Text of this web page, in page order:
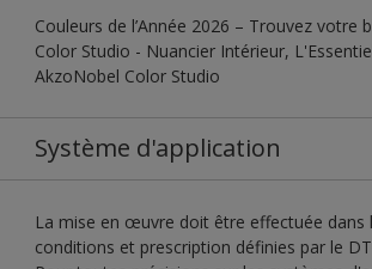
Couleurs de l’Année 2026 – Trouvez votre
Color Studio - Nuancier Intérieur,
AkzoNobel Color Studio
Système d'application
La mise en œuvre doit être effectuée dans
conditions et prescription définies par le